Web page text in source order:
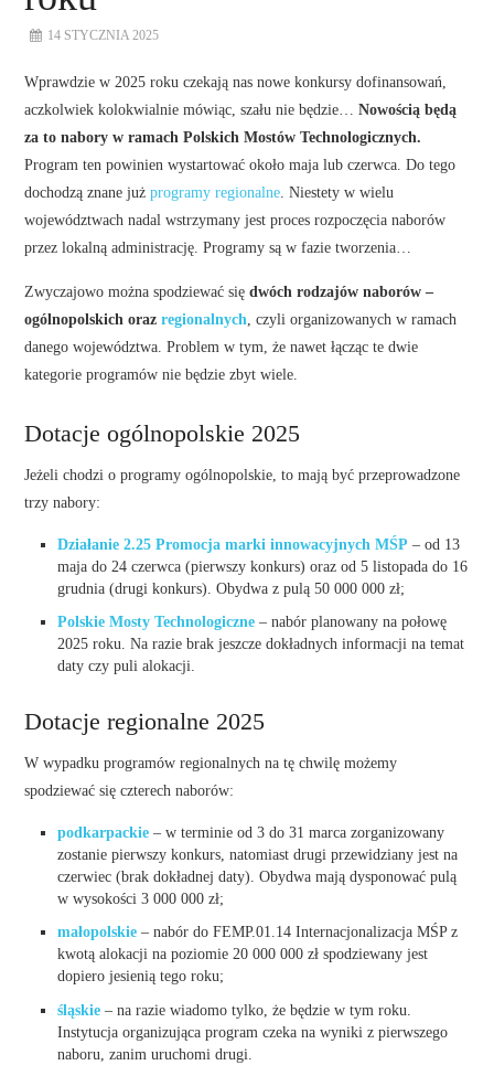
14 STYCZNIA 2025
Wprawdzie w 2025 roku czekają nas nowe konkursy dofinansowań,
aczkolwiek kolokwialnie mówiąc, szału nie będzie…Nowością będą
za to nabory w ramach Polskich Mostów Technologicznych.
Program ten powinien wystartować około maja lub czerwca. Do tego
dochodzą znane jużprogramy regionalne. Niestety w wielu
województwach nadal wstrzymany jest proces rozpoczęcia naborów
przez lokalną administrację. Programy są w fazie tworzenia…
Zwyczajowo można spodziewać siędwóch rodzajów naborów –
ogólnopolskich orazregionalnych, czyli organizowanych w ramach
danego województwa. Problem w tym, że nawet łącząc te dwie
kategorie programów nie będzie zbyt wiele.
Dotacje ogólnopolskie 2025
Jeżeli chodzi o programy ogólnopolskie, to mają być przeprowadzone
trzy nabory:
Działanie 2.25 Promocja marki innowacyjnych MŚP – od 13
maja do 24 czerwca (pierwszy konkurs) oraz od 5 listopada do 16
grudnia (drugi konkurs). Obydwa z pulą 50 000 000 zł;
Polskie Mosty Technologiczne – nabór planowany na połowę
2025 roku. Na razie brak jeszcze dokładnych informacji na temat
daty czy puli alokacji.
Dotacje regionalne 2025
W wypadku programów regionalnych na tę chwilę możemy
spodziewać się czterech naborów:
podkarpackie – w terminie od 3 do 31 marca zorganizowany
zostanie pierwszy konkurs, natomiast drugi przewidziany jest na
czerwiec (brak dokładnej daty). Obydwa mają dysponować pulą
w wysokości 3 000 000 zł;
małopolskie – nabór do FEMP.01.14 Internacjonalizacja MŚP z
kwotą alokacji na poziomie 20 000 000 zł spodziewany jest
dopiero jesienią tego roku;
śląskie – na razie wiadomo tylko, że będzie w tym roku.
Instytucja organizująca program czeka na wyniki z pierwszego
naboru, zanim uruchomi drugi.